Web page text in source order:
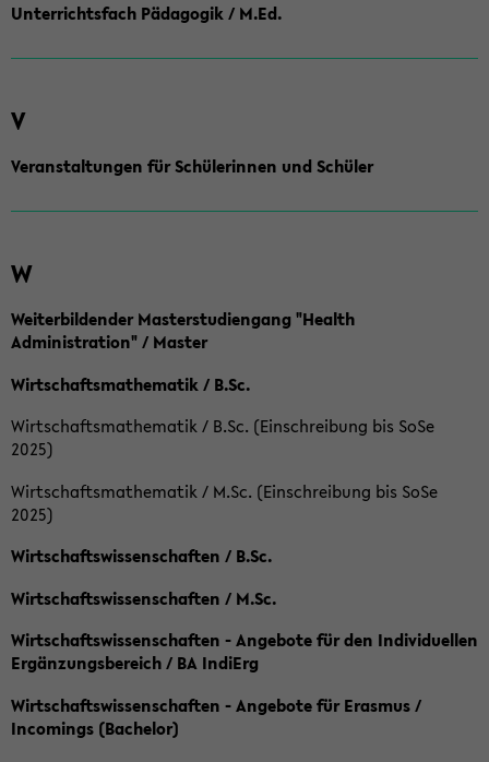
Unterrichtsfach Pädagogik / M.Ed.
V
Veranstaltungen für Schülerinnen und Schüler
W
Weiterbildender Masterstudiengang "Health
Administration" / Master
Wirtschaftsmathematik / B.Sc.
Wirtschaftsmathematik / B.Sc. (Einschreibung bis SoSe
2025)
Wirtschaftsmathematik / M.Sc. (Einschreibung bis SoSe
2025)
Wirtschaftswissenschaften / B.Sc.
Wirtschaftswissenschaften / M.Sc.
Wirtschaftswissenschaften - Angebote für den Individuellen
Ergänzungsbereich / BA IndiErg
Wirtschaftswissenschaften - Angebote für Erasmus /
Incomings (Bachelor)